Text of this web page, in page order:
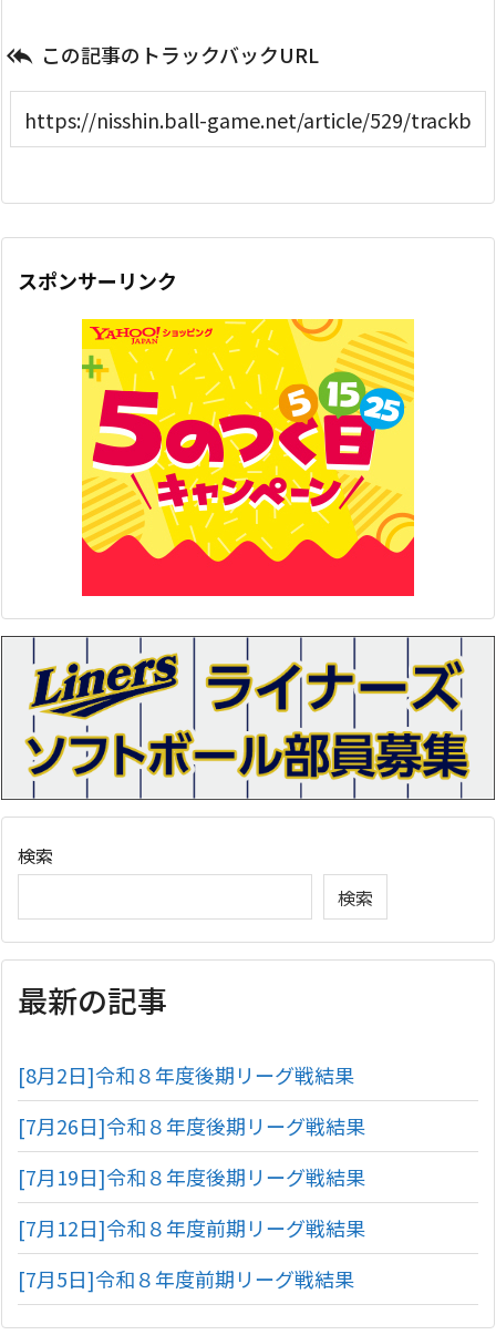
 この記事のトラックバックURL
スポンサーリンク
検索
検索
最新の記事
[8月2日]令和８年度後期リーグ戦結果
[7月26日]令和８年度後期リーグ戦結果
[7月19日]令和８年度後期リーグ戦結果
[7月12日]令和８年度前期リーグ戦結果
[7月5日]令和８年度前期リーグ戦結果